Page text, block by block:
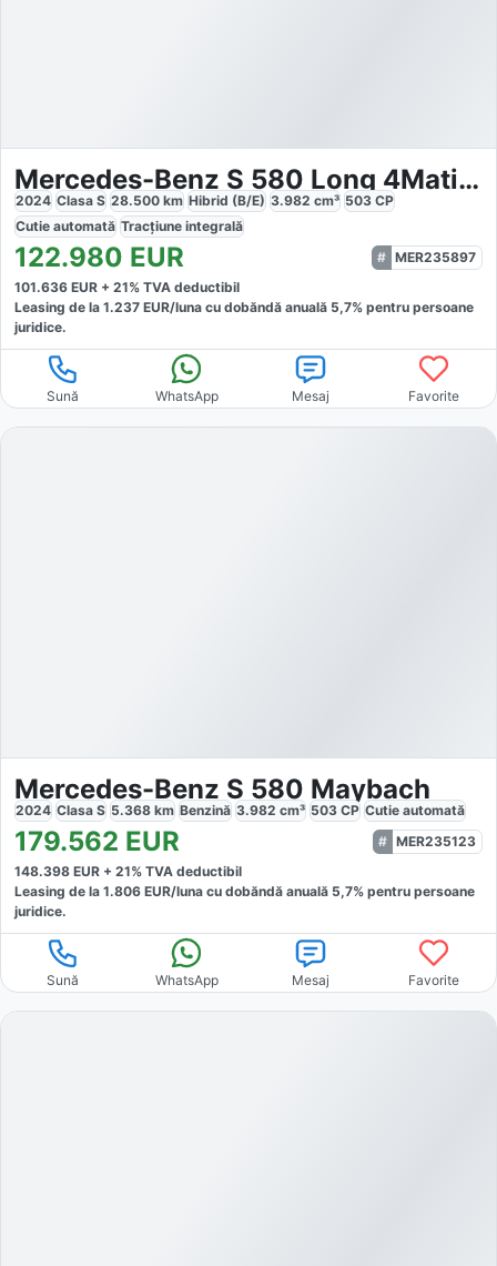
Mercedes-Benz S 580 Long 4Matic AMG Line
2024 Clasa S 28.500 km Hibrid (B/E) 3.982 cm³ 503 CP
Cutie automată Tracțiune integrală
122.980 EUR
MER235897
101.636 EUR + 21% TVA deductibil
Leasing de la 1.237 EUR/luna cu dobăndă anuală 5,7% pentru persoane
juridice.
Sună WhatsApp Mesaj Favorite
Mercedes-Benz S 580 Maybach
2024 Clasa S 5.368 km Benzină 3.982 cm³ 503 CP Cutie automată
179.562 EUR
MER235123
148.398 EUR + 21% TVA deductibil
Leasing de la 1.806 EUR/luna cu dobăndă anuală 5,7% pentru persoane
juridice.
Sună WhatsApp Mesaj Favorite